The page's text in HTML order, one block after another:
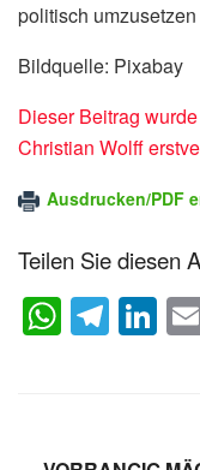
politisch
Bildquelle: Pixabay
Dieser Beitrag
Christian Wolff
Ausdrucken/PDF
Teilen Sie diesen
W T Li